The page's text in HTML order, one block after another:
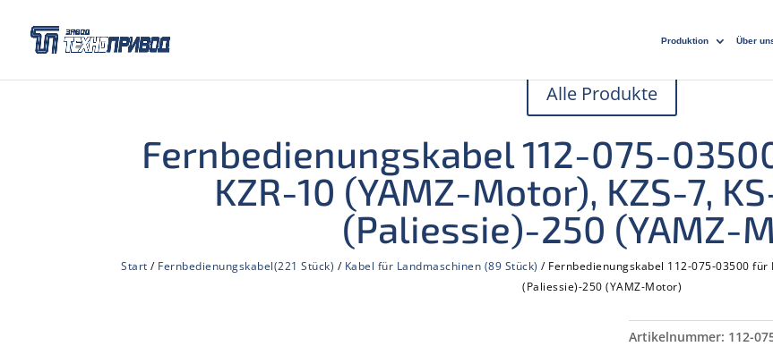
Produktion Über
Alle Produkte
Fernbedienungskabel 112-075-
KZR-10 (YAMZ-Motor), KZS-7,
(Paliessie)-250 (YAMZ-
Start / Fernbedienungskabel(221 Stück) / Kabel für Landmaschinen (89 Stück) / Fernbedienungskabel 112-075-03500 für
(Paliessie)-250 (YAMZ-Motor)
Artikelnummer: 112-